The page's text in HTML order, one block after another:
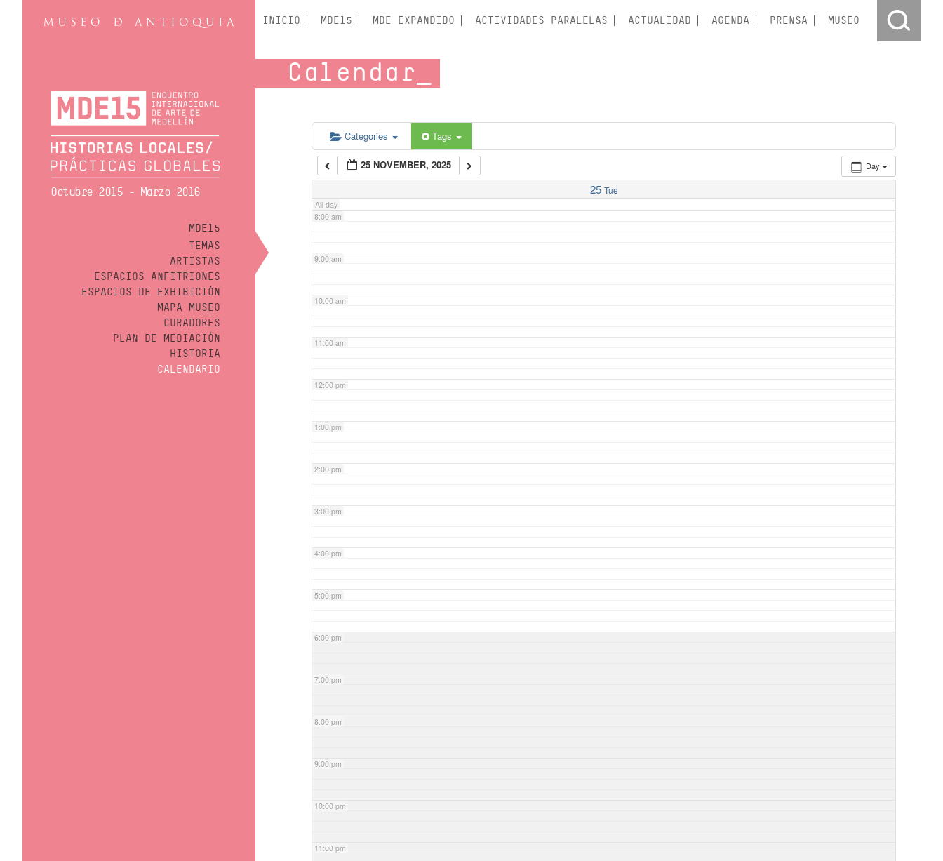
Octubre 2015 - Marzo 2016
MDE15
TEMAS
ARTISTAS
ESPACIOS ANFITRIONES
ESPACIOS DE EXHIBICIÓN
MAPA MUSEO
CURADORES
PLAN DE MEDIACIÓN
HISTORIA
CALENDARIO
INICIO MDE15 MDE EXPANDIDO ACTIVIDADES PARALELAS ACTUALIDAD AGENDA PRENSA MUSEO
Calendar
Categories Tags
Day
25 NOVEMBER, 2025
25 Tue
All-day
5:00 am
6:00 am
7:00 am
8:00 am
9:00 am
10:00 am
11:00 am
12:00 pm
1:00 pm
2:00 pm
3:00 pm
4:00 pm
5:00 pm
6:00 pm
7:00 pm
8:00 pm
9:00 pm
10:00 pm
11:00 pm